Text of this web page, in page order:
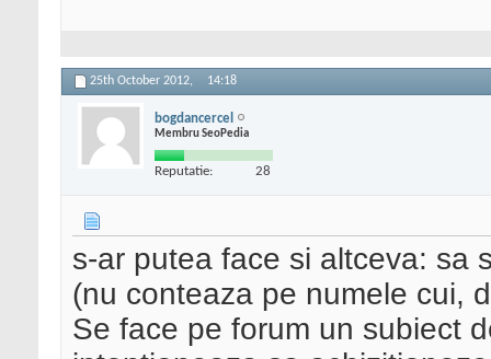
25th October 2012, 14:18
bogdancercel
Membru SeoPedia
Reputatie: 28
s-ar putea face si altceva: sa
(nu conteaza pe numele cui,
Se face pe forum un subiect